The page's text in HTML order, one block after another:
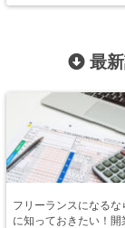
最
フリーランスになるな
に知っておきたい！開